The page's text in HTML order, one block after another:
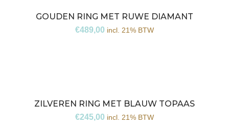
GOUDEN RING MET RUWE DIAMANT
€489,00 incl. 21% BTW
ZILVEREN RING MET BLAUW TOPAAS
€245,00 incl. 21% BTW